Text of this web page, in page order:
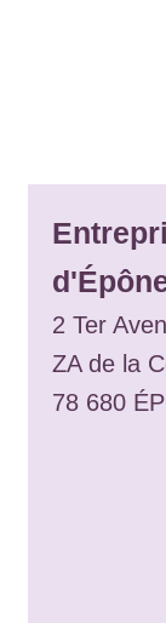
2 Ter
ZA de la
78 680